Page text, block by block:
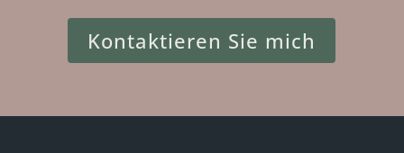
Kontaktieren Sie mich